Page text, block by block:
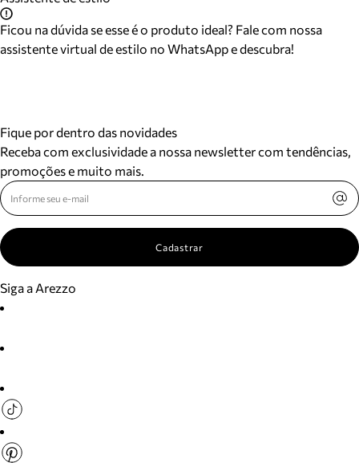
Ficou na dúvida se esse é o produto ideal? Fale com nossa
assistente virtual de estilo no WhatsApp e descubra!
Fique por dentro das novidades
Receba com exclusividade a nossa newsletter com tendências,
promoções e muito mais.
Cadastrar
Siga a Arezzo